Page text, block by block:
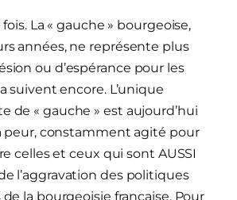
La « gauche » bourgeoise,
années, ne représente plus
ou d’espérance pour les
suivent encore. L’unique
de « gauche » est aujourd’hui
peur, constamment agité pour
celles et ceux qui sont AUSSI
l’aggravation des politiques
la bourgeoisie française. Pour